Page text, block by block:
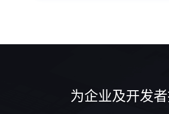
为企业及开发